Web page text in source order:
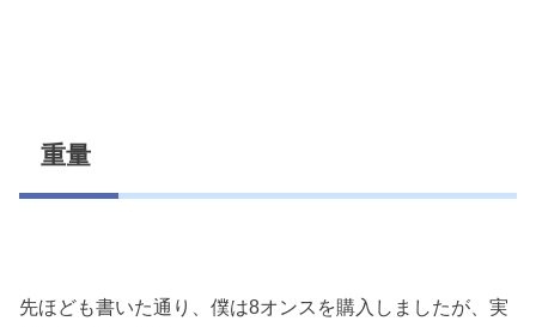
重量
先ほども書いた通り、僕は8オンスを購入しましたが、実